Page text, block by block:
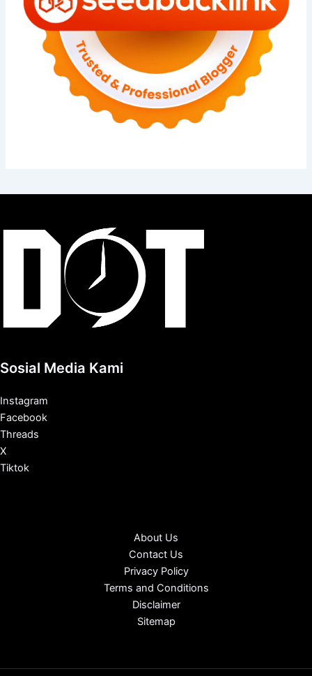
Sosial Media Kami
Instagram
Facebook
Threads
X
Tiktok
About Us
Contact Us
Privacy Policy
Terms and Conditions
Disclaimer
Sitemap